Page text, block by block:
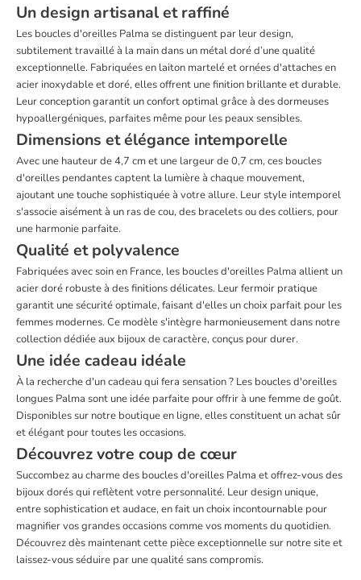
Un design artisanal et raffiné
Les boucles d'oreilles Palma se distinguent par leur design,
subtilement travaillé à la main dans un métal doré d’une qualité
exceptionnelle. Fabriquées en laiton martelé et ornées d'attaches en
acier inoxydable et doré, elles offrent une finition brillante et durable.
Leur conception garantit un confort optimal grâce à des dormeuses
hypoallergéniques, parfaites même pour les peaux sensibles.
Dimensions et élégance intemporelle
Avec une hauteur de 4,7 cm et une largeur de 0,7 cm, ces boucles
d'oreilles pendantes captent la lumière à chaque mouvement,
ajoutant une touche sophistiquée à votre allure. Leur style intemporel
s'associe aisément à un ras de cou, des bracelets ou des colliers, pour
une harmonie parfaite.
Qualité et polyvalence
Fabriquées avec soin en France, les boucles d'oreilles Palma allient un
acier doré robuste à des finitions délicates. Leur fermoir pratique
garantit une sécurité optimale, faisant d'elles un choix parfait pour les
femmes modernes. Ce modèle s'intègre harmonieusement dans notre
collection dédiée aux bijoux de caractère, conçus pour durer.
Une idée cadeau idéale
À la recherche d'un cadeau qui fera sensation ? Les boucles d'oreilles
longues Palma sont une idée parfaite pour offrir à une femme de goût.
Disponibles sur notre boutique en ligne, elles constituent un achat sûr
et élégant pour toutes les occasions.
Découvrez votre coup de cœur
Succombez au charme des boucles d'oreilles Palma et offrez-vous des
bijoux dorés qui reflètent votre personnalité. Leur design unique,
entre sophistication et audace, en fait un choix incontournable pour
magnifier vos grandes occasions comme vos moments du quotidien.
Découvrez dès maintenant cette pièce exceptionnelle sur notre site et
laissez-vous séduire par une qualité sans compromis.